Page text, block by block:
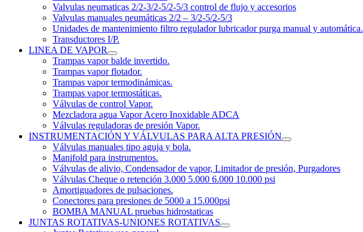
Valvulas neumaticas 2/2-3/2-5/2-5/3 control de flujo y accesorios
Valvulas manuales neumáticas 2/2 – 3/2-5/2-5/3
Unidades de mantenimiento filtro regulador lubricador purga manual y automática.
Transductores I/P.
LINEA DE VAPOR
Trampas vapor balde invertido.
Trampas vapor flotador.
Trampas vapor termodinámicas.
Trampas vapor termostáticas.
Válvulas de control Vapor.
Mezcladora agua Vapor Acero Inoxidable ADCA
Válvulas reguladoras de presión Vapor.
INSTRUMENTACIÓN Y VÁLVULAS PARA ALTA PRESIÓN
Válvulas manuales tipo aguja y bola.
Manifold para instrumentos.
Válvulas de alivio, Condensador de vapor, Limitador de presión, Purgadores
Válvulas Cheque o retención 3.000 5.000 6.000 10.000 psi
Amortiguadores de pulsaciones.
Conectores para presiones de 5000 a 15.000psi
BOMBA MANUAL pruebas hidrostaticas
JUNTAS ROTATIVAS-UNIONES ROTATIVAS